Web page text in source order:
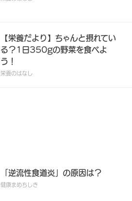
【栄養だより】ちゃんと摂れてい
る？1日350gの野菜を食べよ
う！
栄養のはなし
「逆流性食道炎」の原因は？
健康まめちしき